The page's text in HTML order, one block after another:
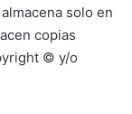
solo en
copias
© y/o